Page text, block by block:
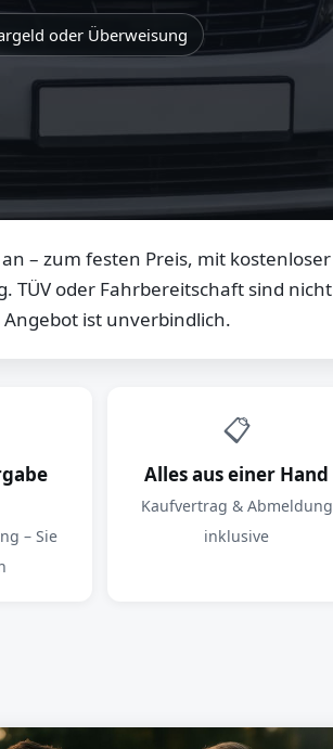
oder Überweisung
– zum festen Preis, mit kostenloser
TÜV oder Fahrbereitschaft sind nicht
ist unverbindlich.
– Sie
📋
Alles aus einer Hand
Kaufvertrag & Abmeldung
inklusive